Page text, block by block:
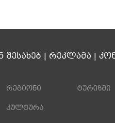
შესახებ | რეკლამა |
რეგიონი
კულტურა
ტურიზმი